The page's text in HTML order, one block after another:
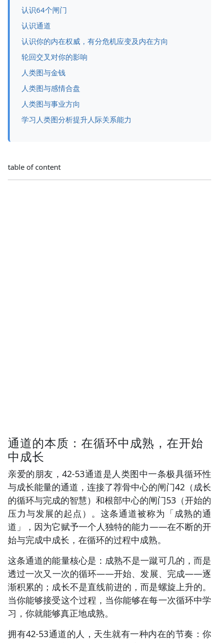
认识64个闸门
认识通道
认识你的内在权威，有分危机应变及内在方向
轮回交叉对你的影响
人类图与金钱
人类图与感情合盘
人类图与事业方向
学习人类图分析提升人际关系能力
table of content
通道的本质：在循环中成熟，在开始
中成长
亲爱的朋友，42-53通道是人类图中一条极具循环性
与成长能量的通道，连接了荐骨中心的闸门42（成长
的循环与完成的智慧）和根部中心的闸门53（开始的
压力与发展的起点）。这条通道被称为「成熟的通
道」，因为它赋予一个人独特的能力——在不断的开
始与完成中成长，在循环的过程中成熟。
这条通道的能量核心是：成熟不是一蹴可几的，而是
透过一次又一次的循环——开始、发展、完成——逐
渐积累的；成长不是直线前进的，而是螺旋上升的。
当你能够接受这个过程，当你能够在每一次循环中学
习，你就能够真正地成熟。
拥有42-53通道的人，天生就有一种内在的节奏：你